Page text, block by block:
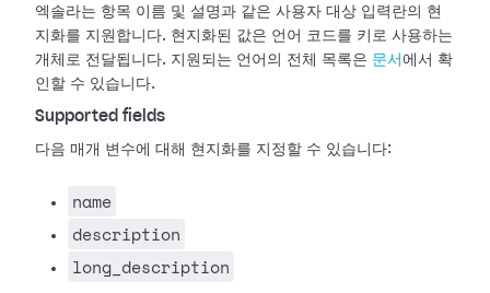
엑솔라는 항목 이름 및 설명과 같은 사용자 대상 입력란의 현
지화를 지원합니다. 현지화된 값은 언어 코드를 키로 사용하는
개체로 전달됩니다. 지원되는 언어의 전체 목록은 문서 에서 확
인할 수 있습니다.
Supported fields
다음 매개 변수에 대해 현지화를 지정할 수 있습니다:
name
description
long_description